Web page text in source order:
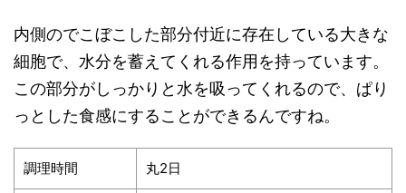
内側のでこぼこした部分付近に存在している大きな
細胞で、水分を蓄えてくれる作用を持っています。
この部分がしっかりと水を吸ってくれるので、ぱり
っとした食感にすることができるんですね。
調理時間 丸2日